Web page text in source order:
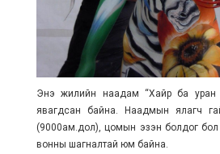
Энэ жилийн наадам “Хайр ба уран
явагдсан байна. Наадмын ялагч
(9000ам.дол), цомын эзэн болдог
вонны шагналтай юм байна.